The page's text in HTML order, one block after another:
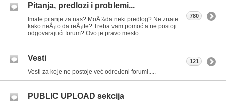
Pitanja, predlozi i problemi...
Imate pitanje za nas? MoÅ¾da neki predlog? Ne znate
kako neÅ¡to da reÅ¡ite? Treba vam pomoć a ne postoji
odgovarajući forum? Ovo je pravo mesto...
780
Vesti
Vesti za koje ne postoje već određeni forumi.....
121
PUBLIC UPLOAD sekcija